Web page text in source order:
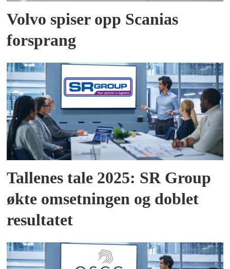
Volvo spiser opp Scanias
forsprang
Tallenes tale 2025: SR Group
økte omsetningen og doblet
resultatet